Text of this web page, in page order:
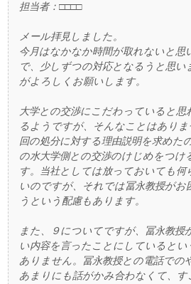
担当者：□□□□
メール拝見しました。
今月はなかなか時間が取れないと思
で、少しずつの対応となるうと思い
がよろしくお願いします。
大学との交渉にこだわっていると思
るようですが、そんなことはありま
回の処分に対する理由説明を求めた
の水大学側との交渉のけじめをつけ
す。当社としては放っておいても何
いのですが、それでは冨永教授がお
うという配慮もあります。
また、９についてですが、冨永教授
い内容を言ったことにしているとい
ありません。冨永教授との電話での
あまりにも話がかみ合わなくて、す